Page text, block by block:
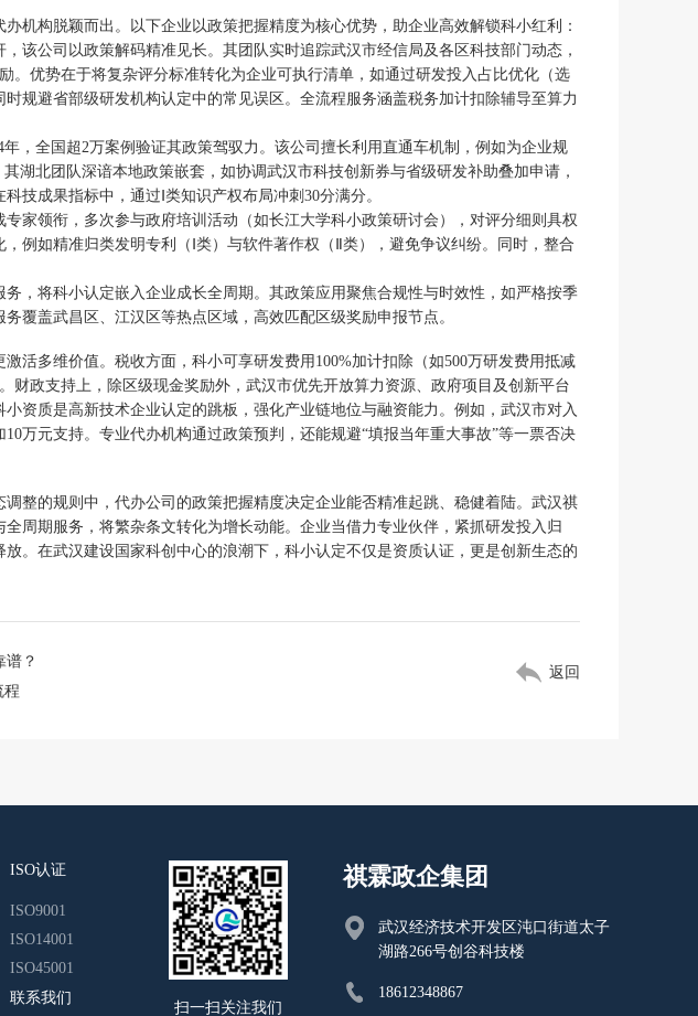
机构脱颖而出。以下企业以政策把握精度为核心优势，助企业高效解锁科小红利：
，该公司以政策解码精准见长。其团队实时追踪武汉市经信局及各区科技部门动态，
。优势在于将复杂评分标准转化为企业可执行清单，如通过研发投入占比优化（选
规避省部级研发机构认定中的常见误区。全流程服务涵盖税务加计扣除辅导至算力
年，全国超2万案例验证其政策驾驭力。该公司擅长利用直通车机制，例如为企业规
湖北团队深谙本地政策嵌套，如协调武汉市科技创新券与省级研发补助叠加申请，
技成果指标中，通过Ⅰ类知识产权布局冲刺30分满分。
专家领衔，多次参与政府培训活动（如长江大学科小政策研讨会），对评分细则具权
例如精准归类发明专利（Ⅰ类）与软件著作权（Ⅱ类），避免争议纠纷。同时，整合
务，将科小认定嵌入企业成长全周期。其政策应用聚焦合规性与时效性，如严格按季
覆盖武昌区、江汉区等热点区域，高效匹配区级奖励申报节点。
活多维价值。税收方面，科小可享研发费用100%加计扣除（如500万研发费用抵减
财政支持上，除区级现金奖励外，武汉市优先开放算力资源、政府项目及创新平台
资质是高新技术企业认定的跳板，强化产业链地位与融资能力。例如，武汉市对入
万元支持。专业代办机构通过政策预判，还能规避“填报当年重大事故”等一票否决
整的规则中，代办公司的政策把握精度决定企业能否精准起跳、稳健着陆。武汉祺
周期服务，将繁杂条文转化为增长动能。企业当借力专业伙伴，紧抓研发投入归
。在武汉建设国家科创中心的浪潮下，科小认定不仅是资质认证，更是创新生态的
谱？
程
返回
ISO认证
ISO9001
ISO14001
ISO45001
联系我们
扫一扫关注我们
祺霖政企集团
武汉经济技术开发区沌口街道太子
湖路266号创谷科技楼
18612348867